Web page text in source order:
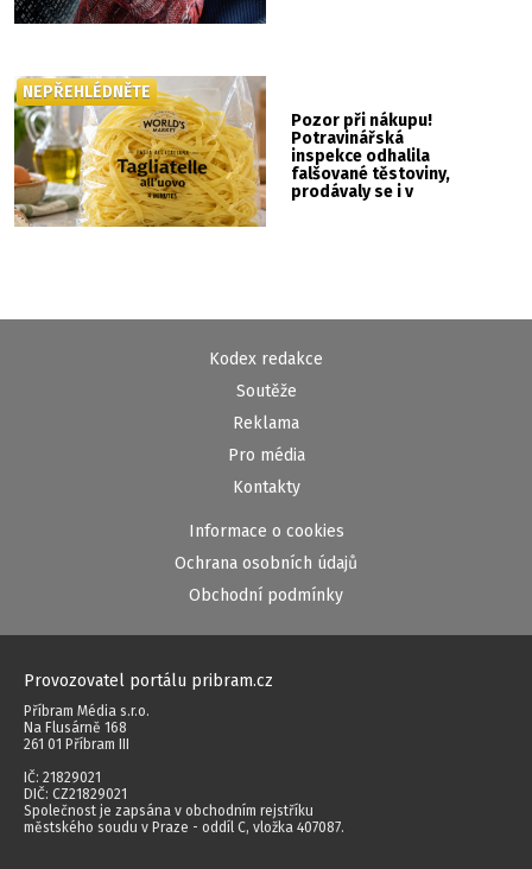
Pozor při nákupu!
Potravinářská
inspekce odhalila
falšované těstoviny,
prodávaly se i v
NEPŘEHLÉDNĚTE
Kodex redakce
Soutěže
Reklama
Pro média
Kontakty
Informace o cookies
Ochrana osobních údajů
Obchodní podmínky
Provozovatel portálu pribram.cz
Příbram Média s.r.o.
Na Flusárně 168
261 01 Příbram III
IČ: 21829021
DIČ: CZ21829021
Společnost je zapsána v obchodním rejstříku
městského soudu v Praze - oddíl C, vložka 407087.